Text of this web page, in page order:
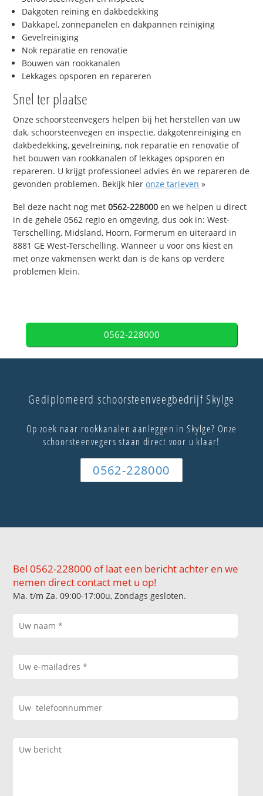
Dakgoten reining en dakbedekking
Dakkapel, zonnepanelen en dakpannen reiniging
Gevelreiniging
Nok reparatie en renovatie
Bouwen van rookkanalen
Lekkages opsporen en repareren
Snel ter plaatse
Onze schoorsteenvegers helpen bij het herstellen van uw
dak, schoorsteenvegen en inspectie, dakgotenreiniging en
dakbedekking, gevelreining, nok reparatie en renovatie of
het bouwen van rookkanalen of lekkages opsporen en
repareren. U krijgt professioneel advies én we repareren de
gevonden problemen. Bekijk hieronze tarieven »
Bel deze nacht nog met0562-228000 en we helpen u direct
in de gehele 0562 regio en omgeving, dus ook in: West-
Terschelling, Midsland, Hoorn, Formerum en uiteraard in
8881 GE West-Terschelling. Wanneer u voor ons kiest en
met onze vakmensen werkt dan is de kans op verdere
problemen klein.
0562-228000
Gediplomeerd schoorsteenveegbedrijf Skylge
Op zoek naar rookkanalen aanleggen in Skylge? Onze
schoorsteenvegers staan direct voor u klaar!
0562-228000
Bel 0562-228000 of laat een bericht achter en we
nemen direct contact met u op!
Ma. t/m Za. 09:00-17:00u, Zondags gesloten.